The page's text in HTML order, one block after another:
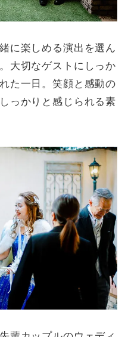
に楽しめる演出を選ん
大切なゲストにしっか
た一日。笑顔と感動の
っかりと感じられる素